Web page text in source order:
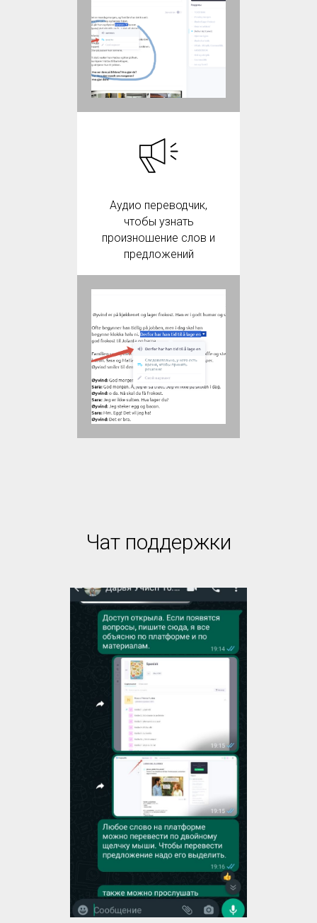
Аудио переводчик,
чтобы узнать
произношение слов и
предложений
Чат поддержки